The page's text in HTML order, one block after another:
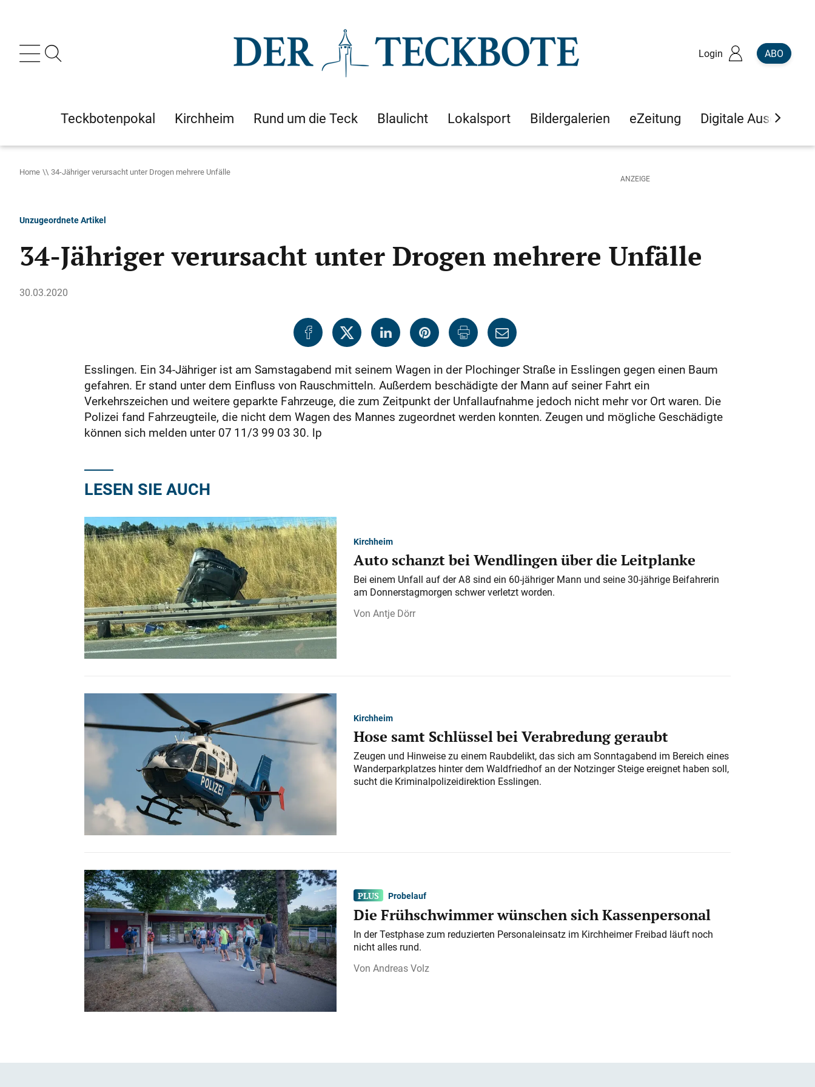
Login ABO
Teckbotenpokal Kirchheim Rund um die Teck Blaulicht Lokalsport Bildergalerien eZeitung Digitale Ausgaben
Home 34-Jähriger verursacht unter Drogen mehrere Unfälle
Unzugeordnete Artikel
34-Jähriger verursacht unter Drogen mehrere Unfälle
30.03.2020
Esslingen. Ein 34-Jähriger ist am Samstagabend mit seinem Wagen in der Plochinger Straße in Esslingen gegen einen Baum
gefahren. Er stand unter dem Einfluss von Rauschmitteln. Außerdem beschädigte der Mann auf seiner Fahrt ein
Verkehrszeichen und weitere geparkte Fahrzeuge, die zum Zeitpunkt der Unfallaufnahme jedoch nicht mehr vor Ort waren. Die
Polizei fand Fahrzeugteile, die nicht dem Wagen des Mannes zugeordnet werden konnten. Zeugen und mögliche Geschädigte
können sich melden unter 07 11/3 99 03 30. lp
LESEN SIE AUCH
Kirchheim
Auto schanzt bei Wendlingen über die Leitplanke
Bei einem Unfall auf der A 8 sind ein 60-jähriger Mann und seine 30-jährige Beifahrerin
am Donnerstagmorgen schwer verletzt worden.
Antje Dörr
Kirchheim
Hose samt Schlüssel bei Verabredung geraubt
Zeugen und Hinweise zu einem Raubdelikt, das sich am Sonntagabend im Bereich eines
Wanderparkplatzes hinter dem Waldfriedhof an der Notzinger Steige ereignet haben soll,
sucht die Kriminalpolizeidirektion Esslingen.
Probelauf
Die Frühschwimmer wünschen sich Kassenpersonal
In der Testphase zum reduzierten Personaleinsatz im Kirchheimer Freibad läuft noch
nicht alles rund.
Andreas Volz